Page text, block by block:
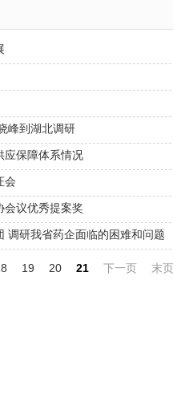
峰到湖北调研
应保障体系情况
会
会议优秀提案奖
调研我省药企面临的困难和问题
19 20 21 下一页 末页